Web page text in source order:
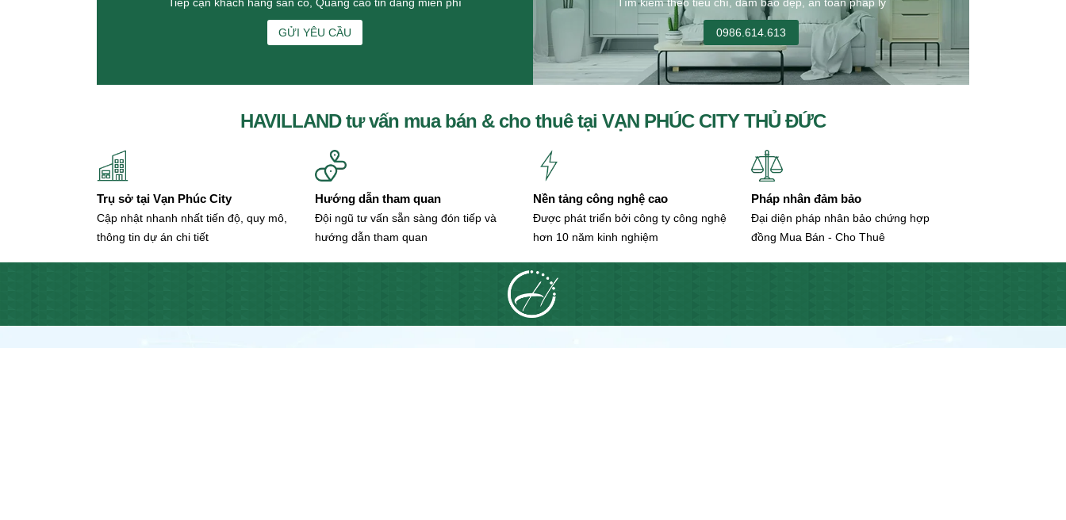
Bán biệt thự ven sông Đường 24
Đường 32
Đường 33
Đường 34
Đường 40
Đường 42
Tiếp cận khách hàng sẵn có, Quảng cáo tin đăng miễn phí
GỬI YÊU CẦU
Tìm kiếm theo tiêu chí, đảm bảo đẹp, an toàn pháp lý
0986.614.613
HAVILLAND tư vấn mua bán & cho thuê tại VẠN PHÚC CITY THỦ ĐỨC
Trụ sở tại Vạn Phúc City
Cập nhật nhanh nhất tiến độ, quy mô,
thông tin dự án chi tiết
Hướng dẫn tham quan
Đội ngũ tư vấn sẵn sàng đón tiếp và
hướng dẫn tham quan
Nền tảng công nghệ cao
Được phát triển bởi công ty công nghệ
hơn 10 năm kinh nghiệm
Pháp nhân đảm bảo
Đại diện pháp nhân bảo chứng hợp
đồng Mua Bán - Cho Thuê